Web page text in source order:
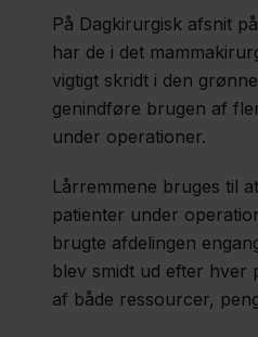
5 tons
brugt
tekstil
omsyet til
nye
produkter
1500 nye
ladestandere
På Dagkirurgisk afsnit
har de i det
vigtigt skridt i den
genindføre brugen af
under operationer.
Lårremmene bruges til
patienter under
brugte afdelingen
blev smidt ud efter hver
af både ressourcer,